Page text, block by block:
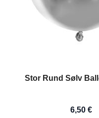
Stor Rund Sølv
6,50 €